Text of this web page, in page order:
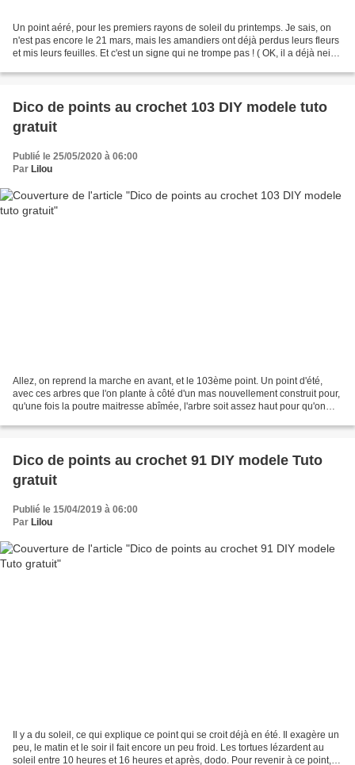
Un point aéré, pour les premiers rayons de soleil du printemps. Je sais, on
n'est pas encore le 21 mars, mais les amandiers ont déjà perdus leurs fleurs
et mis leurs feuilles. Et c'est un signe qui ne trompe pas ! ( OK, il a déjà neigé
Dico de points au crochet 103 DIY modele tuto
gratuit
Publié le 25/05/2020 à 06:00
Par Lilou
Allez, on reprend la marche en avant, et le 103ème point. Un point d'été,
avec ces arbres que l'on plante à côté d'un mas nouvellement construit pour,
qu'une fois la poutre maitresse abîmée, l'arbre soit assez haut pour qu'on
Dico de points au crochet 91 DIY modele Tuto
gratuit
Publié le 15/04/2019 à 06:00
Par Lilou
Il y a du soleil, ce qui explique ce point qui se croit déjà en été. Il exagère un
peu, le matin et le soir il fait encore un peu froid. Les tortues lézardent au
soleil entre 10 heures et 16 heures et après, dodo. Pour revenir à ce point, il